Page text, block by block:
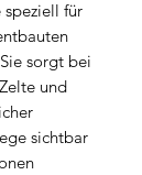
speziell für
sorgt bei
und
sichtbar